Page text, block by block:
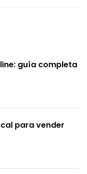
guía completa
para vender